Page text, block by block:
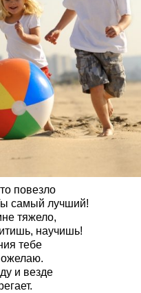
повезло
самый лучший!
тяжело,
научишь!
тебе
и везде